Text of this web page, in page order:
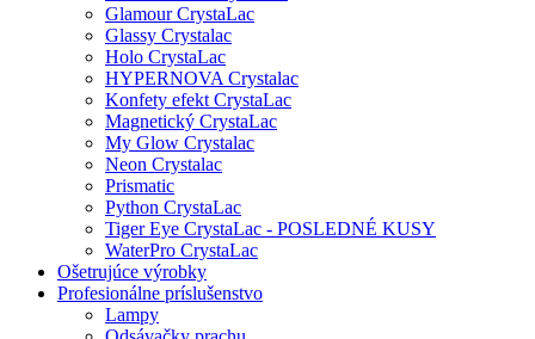
Glamour CrystaLac
Glassy Crystalac
Holo CrystaLac
HYPERNOVA Crystalac
Konfety efekt CrystaLac
Magnetický CrystaLac
My Glow Crystalac
Neon Crystalac
Prismatic
Python CrystaLac
Tiger Eye CrystaLac - POSLEDNÉ KUSY
WaterPro CrystaLac
Ošetrujúce výrobky
Profesionálne príslušenstvo
Lampy